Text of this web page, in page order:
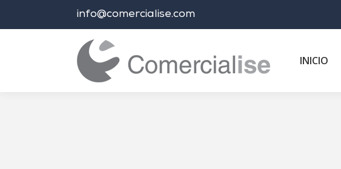
info@comercialise.com
INICIO